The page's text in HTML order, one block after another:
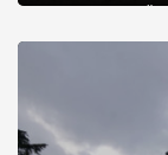
диктувати свої
Херсонесі
А потім було